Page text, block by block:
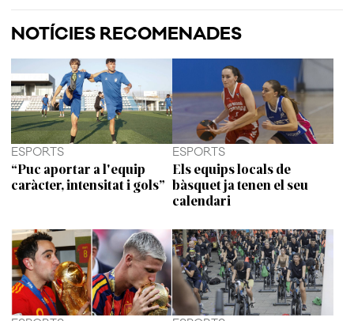
NOTÍCIES RECOMENADES
ESPORTS
“Puc aportar a l'equip
caràcter, intensitat i gols”
ESPORTS
Els equips locals de
bàsquet ja tenen el seu
calendari